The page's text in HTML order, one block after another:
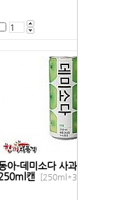
아-데미소다 사과
캔
[250ml*30캔]